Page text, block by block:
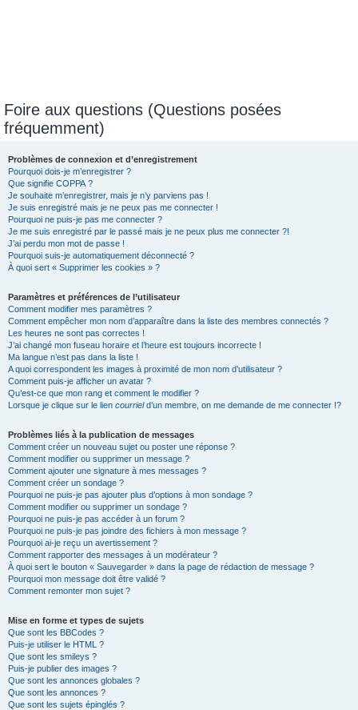
Foire aux questions (Questions posées
fréquemment)
Problèmes de connexion et d’enregistrement
Pourquoi dois-je m’enregistrer ?
Que signifie COPPA ?
Je souhaite m’enregistrer, mais je n’y parviens pas !
Je suis enregistré mais je ne peux pas me connecter !
Pourquoi ne puis-je pas me connecter ?
Je me suis enregistré par le passé mais je ne peux plus me connecter ?!
J’ai perdu mon mot de passe !
Pourquoi suis-je automatiquement déconnecté ?
À quoi sert « Supprimer les cookies » ?
Paramètres et préférences de l’utilisateur
Comment modifier mes paramètres ?
Comment empêcher mon nom d’apparaître dans la liste des membres connectés ?
Les heures ne sont pas correctes !
J’ai changé mon fuseau horaire et l’heure est toujours incorrecte !
Ma langue n’est pas dans la liste !
A quoi correspondent les images à proximité de mon nom d’utilisateur ?
Comment puis-je afficher un avatar ?
Qu’est-ce que mon rang et comment le modifier ?
Lorsque je clique sur le lien courrield’un membre, on me demande de me connecter !?
Problèmes liés à la publication de messages
Comment créer un nouveau sujet ou poster une réponse ?
Comment modifier ou supprimer un message ?
Comment ajouter une signature à mes messages ?
Comment créer un sondage ?
Pourquoi ne puis-je pas ajouter plus d’options à mon sondage ?
Comment modifier ou supprimer un sondage ?
Pourquoi ne puis-je pas accéder à un forum ?
Pourquoi ne puis-je pas joindre des fichiers à mon message ?
Pourquoi ai-je reçu un avertissement ?
Comment rapporter des messages à un modérateur ?
À quoi sert le bouton « Sauvegarder » dans la page de rédaction de message ?
Pourquoi mon message doit être validé ?
Comment remonter mon sujet ?
Mise en forme et types de sujets
Que sont les BBCodes ?
Puis-je utiliser le HTML ?
Que sont les smileys ?
Puis-je publier des images ?
Que sont les annonces globales ?
Que sont les annonces ?
Que sont les sujets épinglés ?